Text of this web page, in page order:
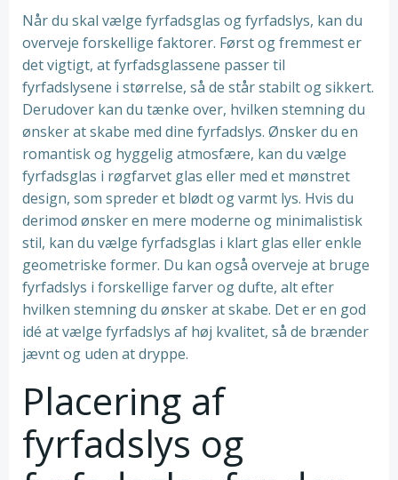
Når du skal vælge fyrfadsglas og fyrfadslys, kan du
overveje forskellige faktorer. Først og fremmest er
det vigtigt, at fyrfadsglassene passer til
fyrfadslysene i størrelse, så de står stabilt og sikkert.
Derudover kan du tænke over, hvilken stemning du
ønsker at skabe med dine fyrfadslys. Ønsker du en
romantisk og hyggelig atmosfære, kan du vælge
fyrfadsglas i røgfarvet glas eller med et mønstret
design, som spreder et blødt og varmt lys. Hvis du
derimod ønsker en mere moderne og minimalistisk
stil, kan du vælge fyrfadsglas i klart glas eller enkle
geometriske former. Du kan også overveje at bruge
fyrfadslys i forskellige farver og dufte, alt efter
hvilken stemning du ønsker at skabe. Det er en god
idé at vælge fyrfadslys af høj kvalitet, så de brænder
jævnt og uden at dryppe.
Placering af
fyrfadslys og